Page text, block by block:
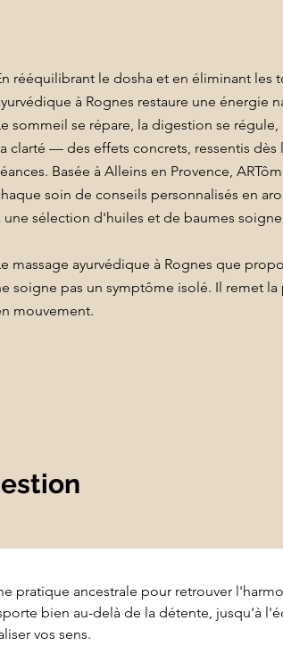
rééquilibrant le dosha et en éliminant les
à Rognes restaure une énergie
sommeil se répare, la digestion se
clarté — des effets concrets, ressentis dès
Basée à Alleins en Provence,
soin de conseils personnalisés en
une sélection d'huiles et de baumes
massage ayurvédique à Rognes que
soigne pas un symptôme isolé. Il remet
mouvement.
pratique ancestrale pour retrouver
bien au-delà de la détente, jusqu'à
vos sens.